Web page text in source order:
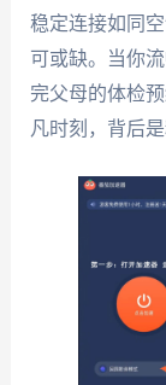
稳定连接如同
可或缺。当你
完父母的体检
凡时刻，背后